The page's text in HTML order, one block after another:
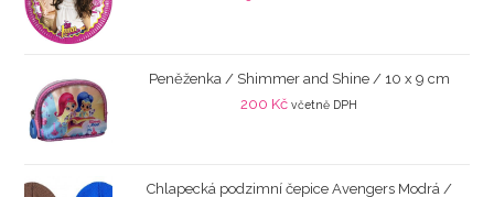
Peněženka / Shimmer and Shine / 10 x 9 cm
200 Kč včetně DPH
Chlapecká podzimní čepice Avengers Modrá /